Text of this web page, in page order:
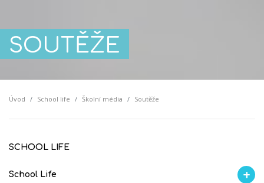
SOUTĚŽE
Úvod School life Školní média Soutěže
SCHOOL LIFE
School Life